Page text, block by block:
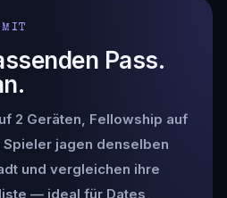
MIT
Pass.
2 Geräten, Fellowship auf
jagen denselben
und vergleichen ihre
— ideal für Dates,